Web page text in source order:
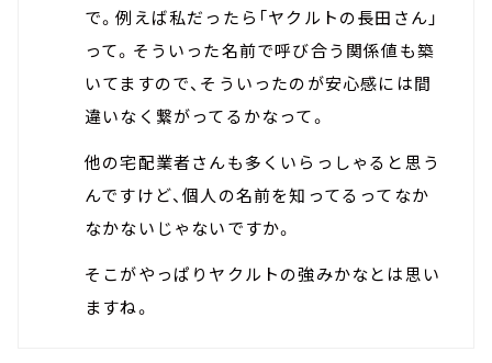
で。例えば私だったら「ヤクルトの長田さん」
って。そういった名前で呼び合う関係値も築
いてますので、そういったのが安心感には間
違いなく繋がってるかなって。
他の宅配業者さんも多くいらっしゃると思う
んですけど、個人の名前を知ってるってなか
なかないじゃないですか。
そこがやっぱりヤクルトの強みかなとは思い
ますね。